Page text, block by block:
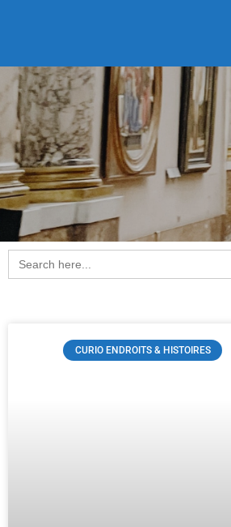
Search
for:
CURIO ENDROITS & HISTOIRES